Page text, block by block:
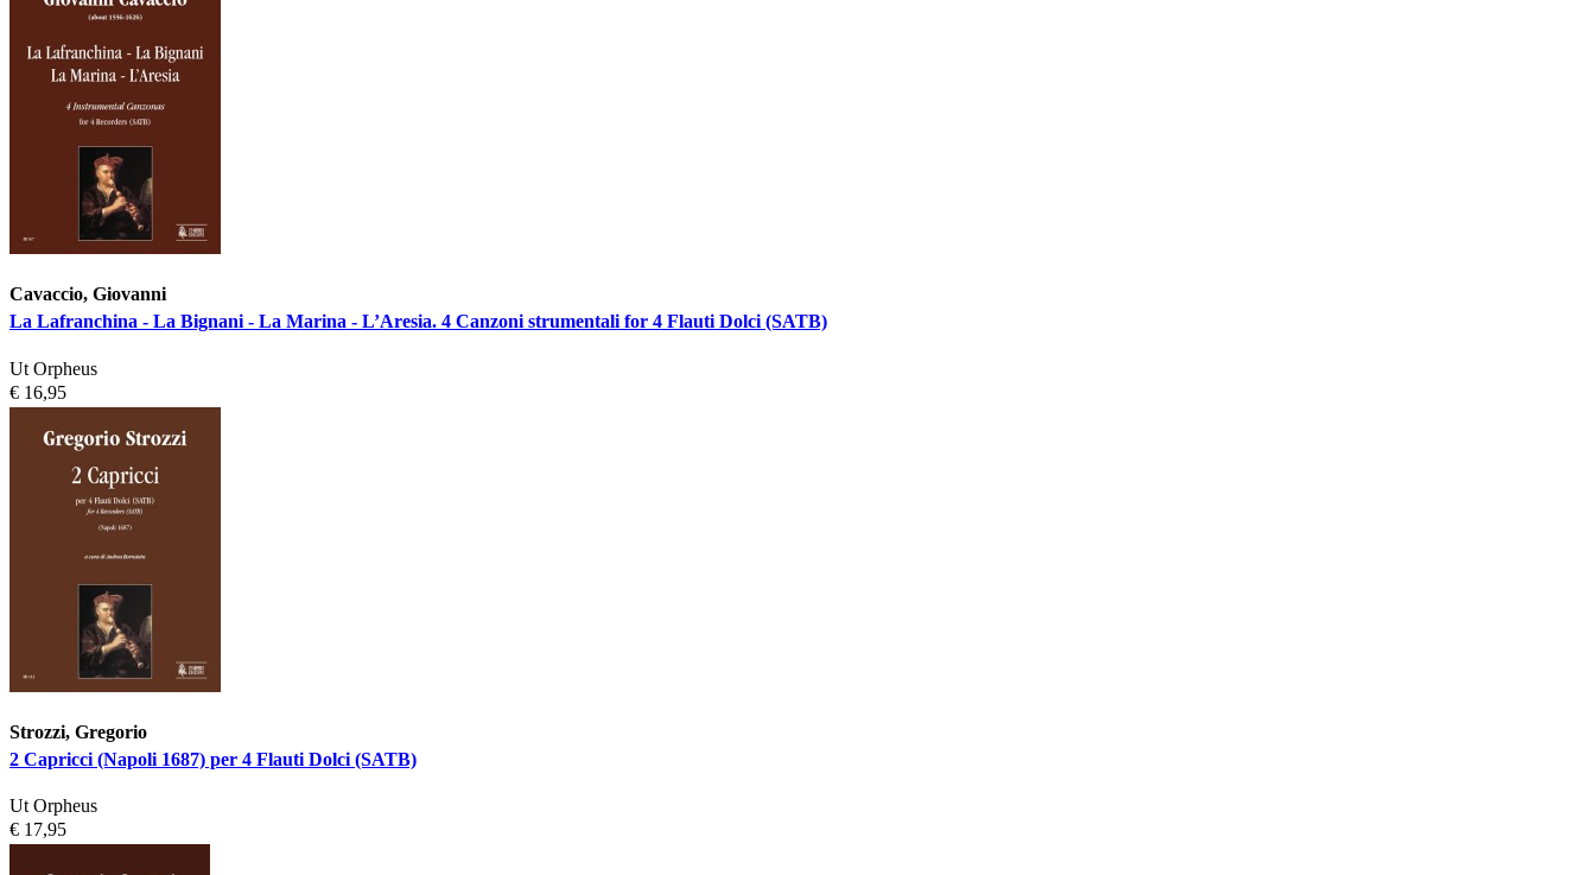
Cavaccio, Giovanni
La Lafranchina - La Bignani - La Marina - L’Aresia. 4 Canzoni strumentali for 4 Flauti Dolci (SATB)
Ut Orpheus
€ 16,95
Strozzi, Gregorio
2 Capricci (Napoli 1687) per 4 Flauti Dolci (SATB)
Ut Orpheus
€ 17,95